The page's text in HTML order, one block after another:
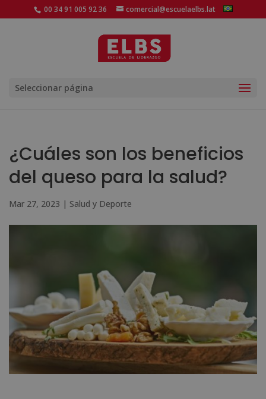
00 34 91 005 92 36 comercial@escuelaelbs.lat
Seleccionar página
¿Cuáles son los beneficios
del queso para la salud?
Mar 27, 2023 | Salud y Deporte